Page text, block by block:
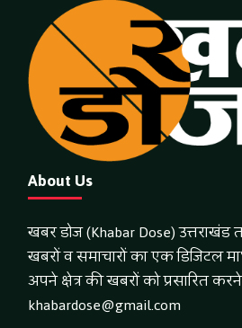
About Us
खबर डोज (Khabar Dose)
खबरों व समाचारों का एक डिजिटल
अपने क्षेत्र की खबरों को प्रसारित
khabardose@gmail.com